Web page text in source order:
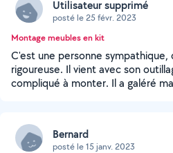
Utilisateur supprimé
posté le 25 févr. 2023
Montage meubles en kit
C'est une personne
rigoureuse. Il vient avec son
compliqué à monter. Il a galéré
Bernard
posté le 15 janv. 2023